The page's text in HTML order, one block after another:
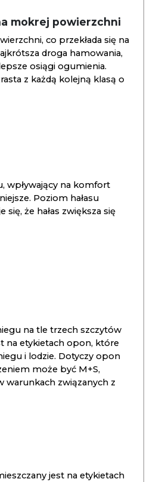
mokrej powierzchni
co przekłada się na
droga hamowania,
osiągi ogumienia.
z każdą kolejną klasą o
wpływający na komfort
Poziom hałasu
że hałas zwiększa się
na tle trzech szczytów
na etykietach opon, które
i lodzie. Dotyczy opon
może być M+S,
warunkach związanych z
jest na etykietach